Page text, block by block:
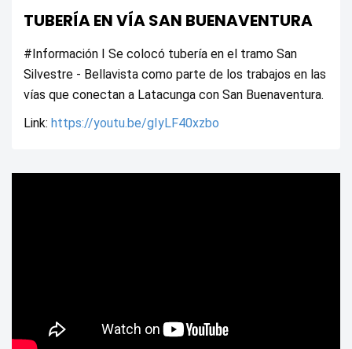
TUBERÍA EN VÍA SAN BUENAVENTURA
#Información I Se colocó tubería en el tramo San
Silvestre - Bellavista como parte de los trabajos en las
vías que conectan a Latacunga con San Buenaventura.
Link: https://youtu.be/gIyLF40xzbo